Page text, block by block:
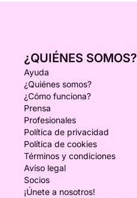
¿QUIÉNES SOMOS?
Ayuda
¿Quiénes somos?
¿Cómo funciona?
Prensa
Profesionales
Política de privacidad
Política de cookies
Términos y condiciones
Aviso legal
Socios
¡Únete a nosotros!